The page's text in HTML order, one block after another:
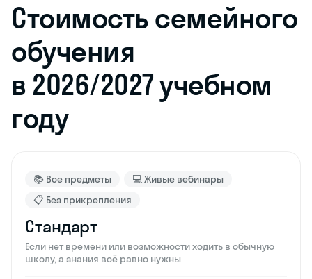
Стоимость семейного
обучения
в 2026/2027 учебном
году
📚 Все предметы
💻 Живые вебинары
📋 Без прикрепления
Стандарт
Если нет времени или возможности ходить в обычную
школу, а знания всё равно нужны